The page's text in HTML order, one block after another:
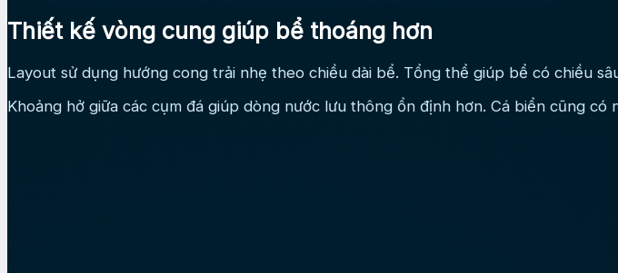
Thiết kế vòng cung giúp bể thoáng hơn
Layout sử dụng hướng cong trải nhẹ theo chiều dài bể. Tổng thể giúp bể có chiều
Khoảng hở giữa các cụm đá giúp dòng nước lưu thông ổn định hơn. Cá biển cũng có